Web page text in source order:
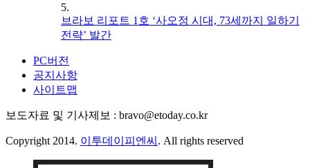
5.
브라보 리포트 1호 ‘사오정 시대, 73세까지 일하기
전략’ 발간
PC버전
공지사항
사이트맵
보도자료 및 기사제보 : bravo@etoday.co.kr
Copyright 2014. 이투데이피엔씨 . All rights reserved